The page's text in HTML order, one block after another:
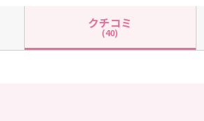
クチコミ
(40)